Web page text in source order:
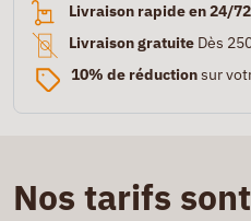
Livraison rapide en 24/
Livraison gratuite Dès
10% de réductionsur
Nos tarifs